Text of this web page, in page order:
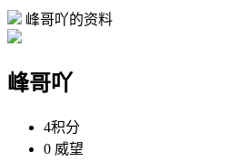
峰哥吖的资料
峰哥吖
4积分
0 威望